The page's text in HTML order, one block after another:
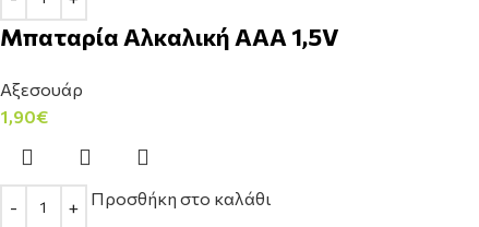
Μπαταρία Αλκαλική AAA 1,5V
Αξεσουάρ
1,90€
Προσθήκη στο καλάθι